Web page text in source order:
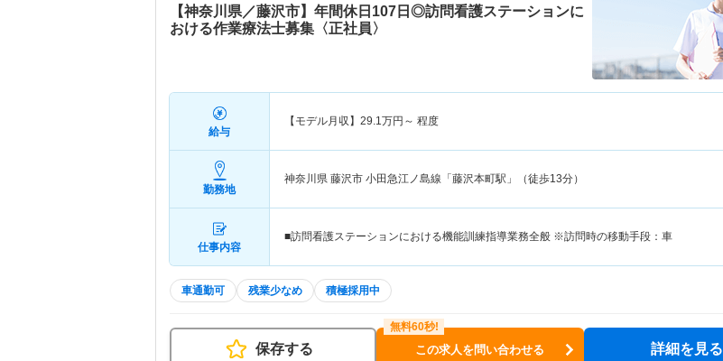
【神奈川県／藤沢市】年間休日107日◎訪問看護ステーションに
おける作業療法士募集〈正社員〉
給与
【モデル月収】 29.1万円～ 程度
勤務地
神奈川県 藤沢市 小田急江ノ島線「藤沢本町駅」（徒歩13分）
仕事内容
■訪問看護ステーションにおける機能訓練指導業務全般 ※訪問時の移動手段：車
車通勤可 残業少なめ 積極採用中
保存する この求人を問い合わせる 詳細を見る